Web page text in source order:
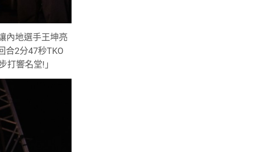
內地選手王坤亮
合2分47秒TKO
打響名堂!」